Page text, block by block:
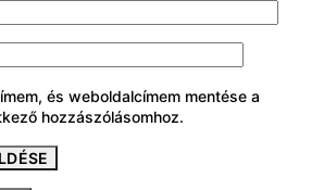
és weboldalcímem mentése a
hozzászólásomhoz.